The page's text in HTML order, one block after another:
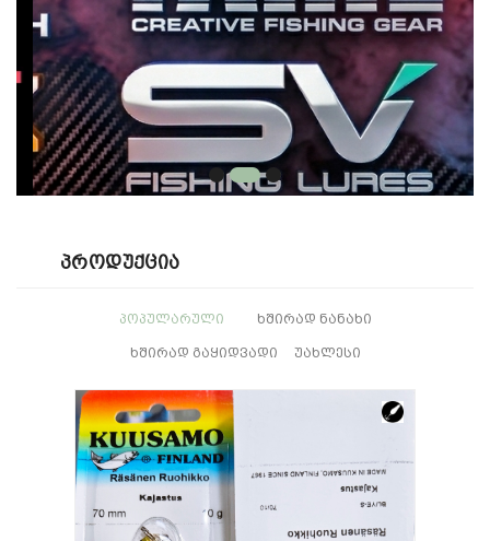
Პროდუქცია
ᲞᲝᲞᲣᲚᲐᲠᲣᲚᲘ ᲮᲨᲘᲠᲐᲓ ᲜᲐᲜᲐᲮᲘ
ᲮᲨᲘᲠᲐᲓ ᲒᲐᲧᲘᲓᲕᲐᲓᲘ ᲣᲐᲮᲚᲔᲡᲘ